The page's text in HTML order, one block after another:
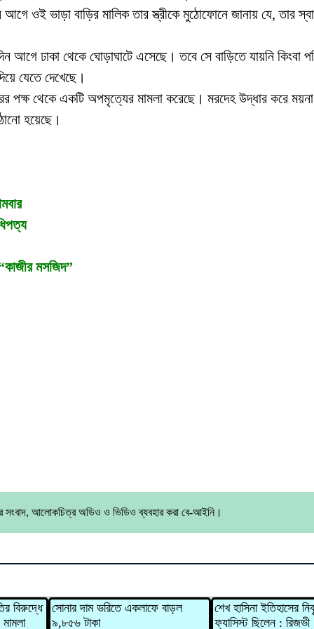
ওই ভাড়া বাড়ির মালিক তার স্ত্রীকে মুঠোফোনে জানায় যে, তার
ঢাকা থেকে ঘোড়াঘাটে এসেছে। তবে সে বাড়িতে যায়নি কিংবা
যেতে দেখেছে।
পক্ষ থেকে একটি অপমৃত্যের মামলা করেছে। মরদেহ উদ্ধার করে
হয়েছে।
মসজিদ”
সংবাদ, আলোকচিত্র অডিও ও ভিডিও ব্যবহার করা বে-আইনি।
বিরুদ্ধে
মামলা
সোনার দাম ভরিতে একলাফে বাড়ল
৯,৮৫৬ টাকা
শেখ হাসিনা ইতিহাসের
ফ্যাসিস্ট ছিলেন : রিজভী